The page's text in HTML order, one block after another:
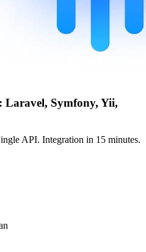
Laravel, Symfony, Yii,
API. Integration in 15 minutes.